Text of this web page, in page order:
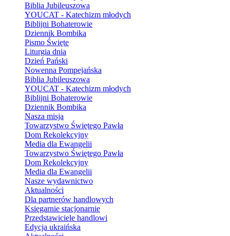
Biblia Jubileuszowa
YOUCAT - Katechizm młodych
Biblijni Bohaterowie
Dziennik Bombika
Pismo Święte
Liturgia dnia
Dzień Pański
Nowenna Pompejańska
Biblia Jubileuszowa
YOUCAT - Katechizm młodych
Biblijni Bohaterowie
Dziennik Bombika
Nasza misja
Towarzystwo Świętego Pawła
Dom Rekolekcyjny
Media dla Ewangelii
Towarzystwo Świętego Pawła
Dom Rekolekcyjny
Media dla Ewangelii
Nasze wydawnictwo
Aktualności
Dla partnerów handlowych
Księgarnie stacjonarnie
Przedstawiciele handlowi
Edycja ukraińska